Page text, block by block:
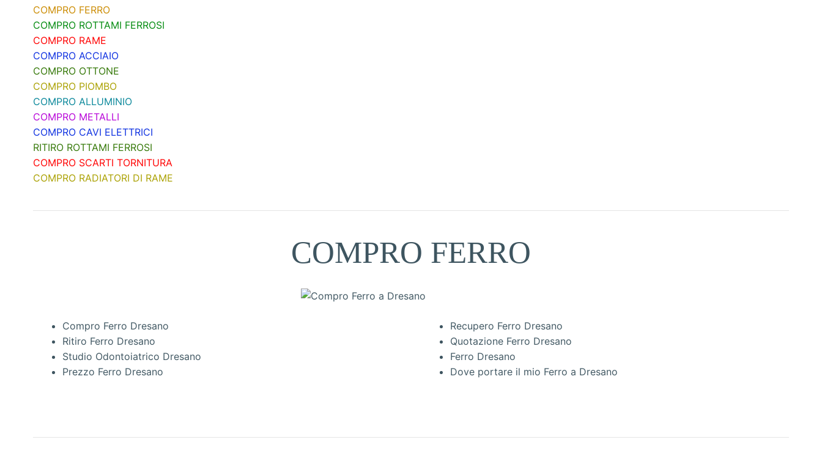
COMPRO FERRO
COMPRO ROTTAMI FERROSI
COMPRO RAME
COMPRO ACCIAIO
COMPRO OTTONE
COMPRO PIOMBO
COMPRO ALLUMINIO
COMPRO METALLI
COMPRO CAVI ELETTRICI
RITIRO ROTTAMI FERROSI
COMPRO SCARTI TORNITURA
COMPRO RADIATORI DI RAME
COMPRO FERRO
Compro Ferro Dresano
Ritiro Ferro Dresano
Studio Odontoiatrico Dresano
Prezzo Ferro Dresano
Recupero Ferro Dresano
Quotazione Ferro Dresano
Ferro Dresano
Dove portare il mio Ferro a Dresano